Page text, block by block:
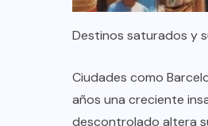
Destinos saturados y
Ciudades como
años una creciente
descontrolado altera